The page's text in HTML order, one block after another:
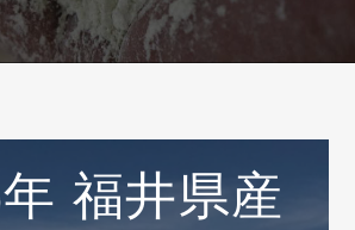
福井県産